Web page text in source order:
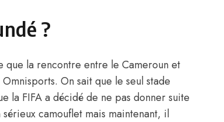
?
que la rencontre entre le Cameroun et
On sait que le seul stade
la FIFA a décidé de ne pas donner suite
camouflet mais maintenant, il